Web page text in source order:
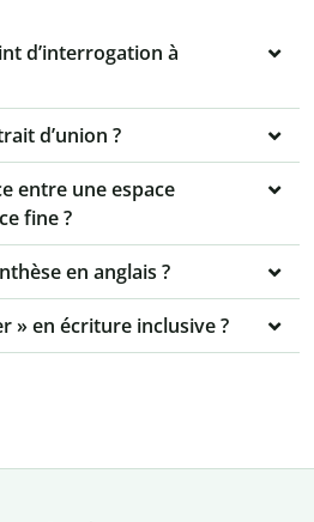
d’interrogation à
d’union ?
entre une espace
fine ?
en anglais ?
» en écriture inclusive ?